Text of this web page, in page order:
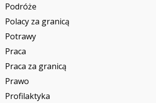
Podróże
Polacy za granicą
Potrawy
Praca
Praca za granicą
Prawo
Profilaktyka